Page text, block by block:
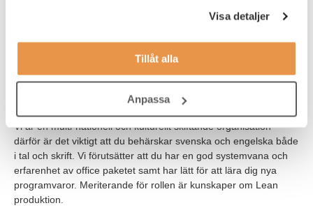
Visa detaljer
Tillåt alla
Anpassa
energisk, lösningsorienterad, flexibel och har en god förmåga att
driva ditt arbete framåt och har god samarbetsförmåga för att
lösa komplicerade frågeställningar.
Vi är en multi-nationell och kulturellt skiftande organisation
därför är det viktigt att du behärskar svenska och engelska både
i tal och skrift. Vi förutsätter att du har en god systemvana och
erfarenhet av office paketet samt har lätt för att lära dig nya
programvaror. Meriterande för rollen är kunskaper om Lean
produktion.